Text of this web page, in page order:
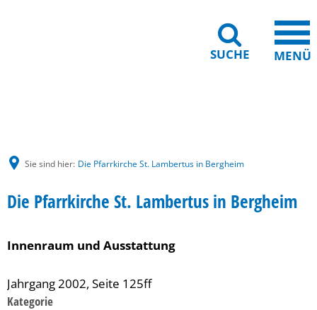
SUCHE MENÜ
Sie sind hier: Die Pfarrkirche St. Lambertus in Bergheim
Die Pfarrkirche St. Lambertus in Bergheim
Innenraum und Ausstattung
Jahrgang 2002, Seite 125ff
Kategorie